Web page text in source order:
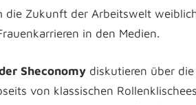
Zukunft der Arbeitswelt
in den Medien.
Sheconomydiskutieren über die
von klassischen